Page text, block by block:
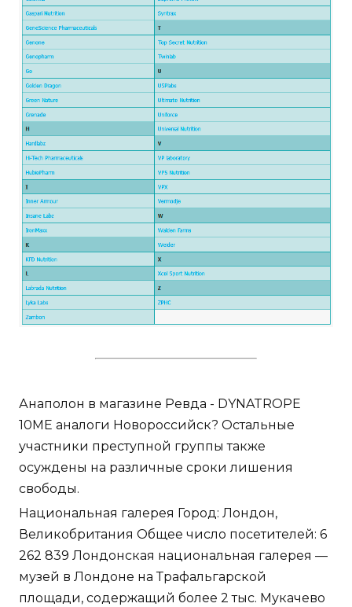
Анаполон в магазине Ревда - DYNATROPE
10ME аналоги Новороссийск? Остальные
участники преступной группы также
осуждены на различные сроки лишения
свободы.
Национальная галерея Город: Лондон,
Великобритания Общее число посетителей: 6
262 839 Лондонская национальная галерея —
музей в Лондоне на Трафальгарской
площади, содержащий более 2 тыс. Мукачево